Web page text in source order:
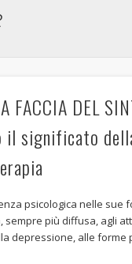
FACCIA DEL
il significato
psicologica nelle sue
sempre più diffusa, agli
depressione, alle forme